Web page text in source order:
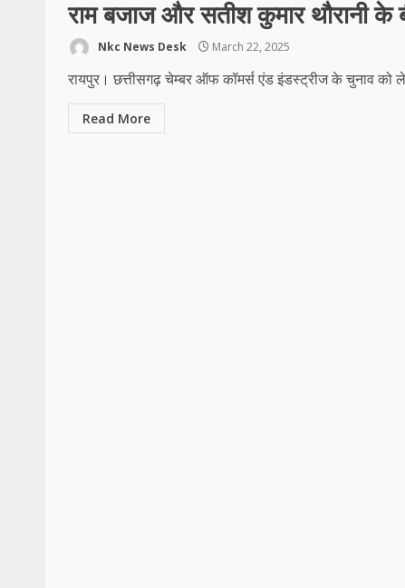
राम बजाज और सतीश कुमार थौरानी के
Nkc News Desk March 22, 2025
रायपुर। छत्तीसगढ़ चेम्बर ऑफ कॉमर्स एंड इंडस्ट्रीज के चुनाव को
Read More